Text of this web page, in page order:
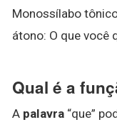
Monossílabo
átono: O que você
Qual é a
A palavra “que”